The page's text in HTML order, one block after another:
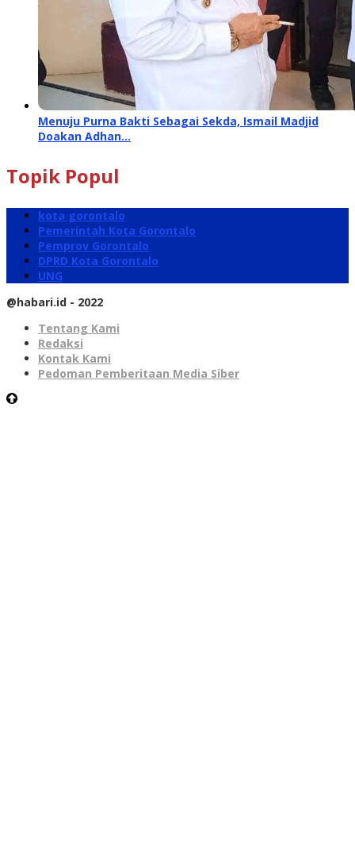
Menuju Purna Bakti Sebagai Sekda, Ismail Madjid
Doakan Adhan…
Topik Popul
kota gorontalo
Pemerintah Kota Gorontalo
Pemprov Gorontalo
DPRD Kota Gorontalo
UNG
@habari.id - 2022
Tentang Kami
Redaksi
Kontak Kami
Pedoman Pemberitaan Media Siber